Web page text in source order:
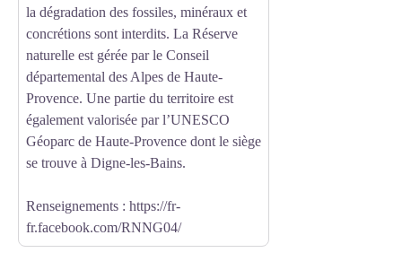
la dégradation des fossiles, minéraux et
concrétions sont interdits. La Réserve
naturelle est gérée par le Conseil
départemental des Alpes de Haute-
Provence. Une partie du territoire est
également valorisée par l’UNESCO
Géoparc de Haute-Provence dont le siège
se trouve à Digne-les-Bains.
Renseignements : https://fr-
fr.facebook.com/RNNG04/